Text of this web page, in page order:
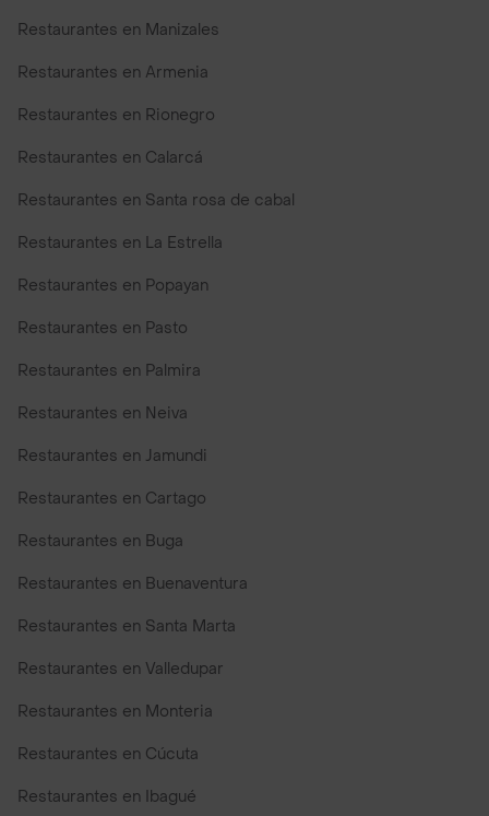
Restaurantes en Manizales
Restaurantes en Armenia
Restaurantes en Rionegro
Restaurantes en Calarcá
Restaurantes en Santa rosa de cabal
Restaurantes en La Estrella
Restaurantes en Popayan
Restaurantes en Pasto
Restaurantes en Palmira
Restaurantes en Neiva
Restaurantes en Jamundi
Restaurantes en Cartago
Restaurantes en Buga
Restaurantes en Buenaventura
Restaurantes en Santa Marta
Restaurantes en Valledupar
Restaurantes en Monteria
Restaurantes en Cúcuta
Restaurantes en Ibagué